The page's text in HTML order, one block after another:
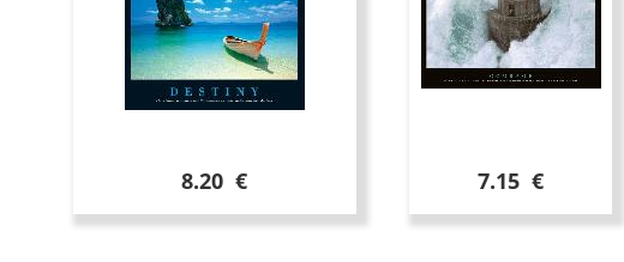
8.20 € 7.15 €